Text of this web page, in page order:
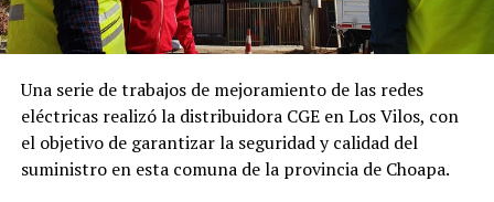
Una serie de trabajos de mejoramiento de las redes
eléctricas realizó la distribuidora CGE en Los Vilos, con
el objetivo de garantizar la seguridad y calidad del
suministro en esta comuna de la provincia de Choapa.